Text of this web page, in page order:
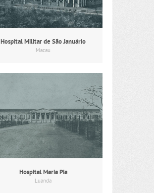
Hospital Militar de São Januário
Macau
Hospital Maria Pia
Luanda